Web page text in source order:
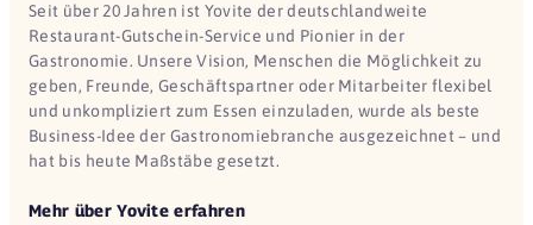
Seit über 20 Jahren ist Yovite der deutschlandweite
Restaurant-Gutschein-Service und Pionier in der
Gastronomie. Unsere Vision, Menschen die Möglichkeit zu
geben, Freunde, Geschäftspartner oder Mitarbeiter flexibel
und unkompliziert zum Essen einzuladen, wurde als beste
Business-Idee der Gastronomiebranche ausgezeichnet – und
hat bis heute Maßstäbe gesetzt.
Mehr über Yovite erfahren